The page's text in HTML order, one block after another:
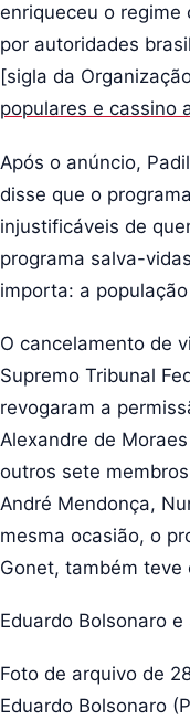
enriqueceu o
por autoridades
[sigla da
populares e cassino
Após o anúncio,
disse que o
injustificáveis de
programa salva-
importa: a população
O cancelamento de
Supremo Tribunal
revogaram a
Alexandre de
outros sete
André Mendonça,
mesma ocasião, o
Gonet, também teve
Eduardo Bolsonaro e
Foto de arquivo de
Eduardo Bolsonaro